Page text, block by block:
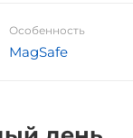
Особенность
MagSafe